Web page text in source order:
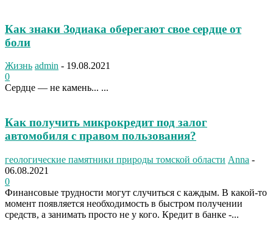
Как знаки Зодиака оберегают свое сердце от
боли
Жизнь admin - 19.08.2021
0
Сердце — не камень... ...
Как получить микрокредит под залог
автомобиля с правом пользования?
геологические памятники природы томской области Anna -
06.08.2021
0
Финансовые трудности могут случиться с каждым. В какой-то
момент появляется необходимость в быстром получении
средств, а занимать просто не у кого. Кредит в банке -...